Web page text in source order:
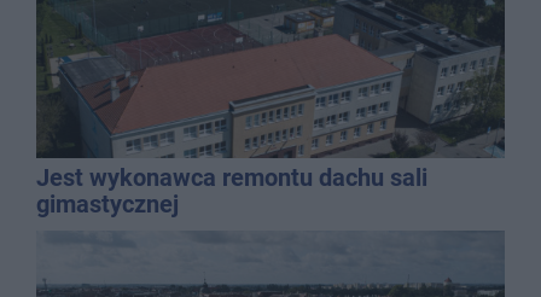
Jest wykonawca remontu dachu sali
gimastycznej